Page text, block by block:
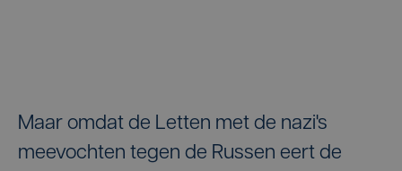
Maar omdat de Letten met de nazi's
meevochten tegen de Russen eert de